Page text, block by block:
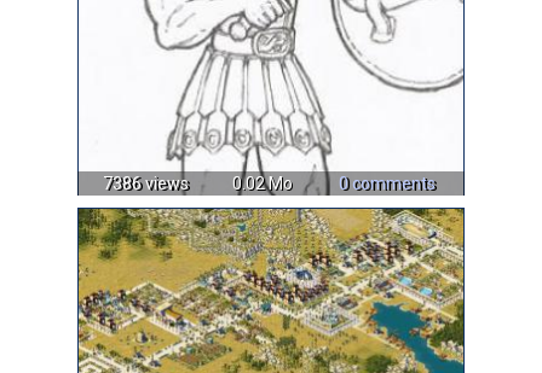
7386 views 0.02 Mo 0 comments